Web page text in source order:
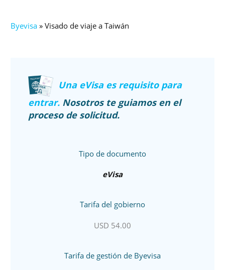
Byevisa » Visado de viaje a Taiwán
Una eVisa es requisito para
entrar. Nosotros te guiamos en el
proceso de solicitud.
Tipo de documento
eVisa
Tarifa del gobierno
USD 54.00
Tarifa de gestión de Byevisa